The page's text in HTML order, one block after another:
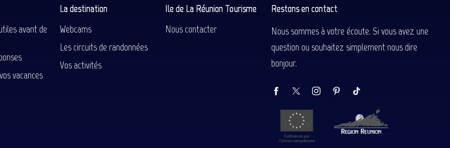
avant de
vacances
La destination
Webcams
Les circuits de randonnées
Vos activités
Ile de La Réunion Tourisme
Nous contacter
Restons en contact
Nous sommes à votre écoute. Si vous avez une
question ou souhaitez simplement nous dire
bonjour.